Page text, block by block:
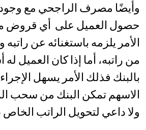
وأيضًا مصرف الراجحي مع
حصول العميل على أي قروض
الأمر يلزمه باستغنائه عن
من راتبه، أما إذا كان العميل له
بالبنك فذلك الأمر يسهل
الاسهم تمكن البنك من سحب
ولا داعي لتحويل الراتب الخاص